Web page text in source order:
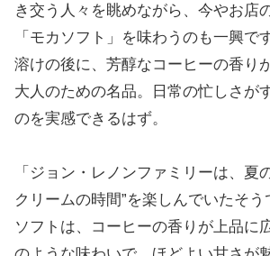
き交う人々を眺めながら、今やお店
「モカソフト」を味わうのも一興で
溶けの後に、芳醇なコーヒーの香り
大人のための名品。日常の忙しさが
のを実感できるはず。
「ジョン・レノンファミリーは、夏
クリームの時間”を楽しんでいたそ
ソフトは、コーヒーの香りが上品に